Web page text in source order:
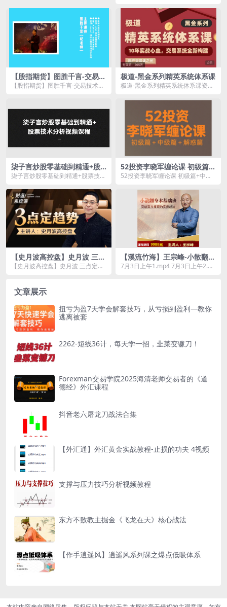
介： ...
【股指期货】图胜千言-交易技
术特训营
【股指期货】图胜千言-交易技术特
极道-黑金系列精英系统体系课
极道-黑金系列精英系统体系课资源
柒子言炒股零基础到精通+股
票技术分析视频课程
柒子言炒股零基础到精通+股票技术
录...
52投资李晓军缠论课 初级篇
+中级篇+解惑篇
52投资李晓军缠论课 初级篇+中级
论学习之引导...
【史月波高控盘】史月波 三点
定趋势
【史月波高控盘】史月波 三点定趋
【溪流竹海】王宗峰-小散翻身
术基础班 突破盲点瓶颈的实操
7月3日上午1.mp4 7月3日上午2.m
文章展示
扭亏为盈7天学会解套技巧，从亏损到盈利―教你
逃离被套
2262-短线36计，每天学一招，韭菜变镰刀！
Forexman交易学院2025海清老师交易者的《道
德经》外汇课程
抖音老六屠龙刀战法合集
【外汇通】外汇黄金实战教程-止损的功夫 4视频
支撑与压力技巧分析视频教程
东方不败教主掘金《飞龙在天》核心战法
【作手逍遥风】逍遥风系列课之爆点低吸体系